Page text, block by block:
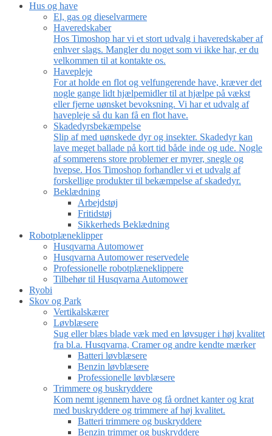
Hus og have
El, gas og dieselvarmere
Haveredskaber
Hos Timoshop har vi et stort udvalg i haveredskaber af
enhver slags. Mangler du noget som vi ikke har, er du
velkommen til at kontakte os.
Havepleje
For at holde en flot og velfungerende have, kræver det
nogle gange lidt hjælpemidler til at hjælpe på vækst
eller fjerne uønsket bevoksning. Vi har et udvalg af
havepleje så du kan få en flot have.
Skadedyrsbekæmpelse
Slip af med uønskede dyr og insekter. Skadedyr kan
lave meget ballade på kort tid både inde og ude. Nogle
af sommerens store problemer er myrer, snegle og
hvepse. Hos Timoshop forhandler vi et udvalg af
forskellige produkter til bekæmpelse af skadedyr.
Beklædning
Arbejdstøj
Fritidstøj
Sikkerheds Beklædning
Robotplæneklipper
Husqvarna Automower
Husqvarna Automower reservedele
Professionelle robotplæneklippere
Tilbehør til Husqvarna Automower
Ryobi
Skov og Park
Vertikalskærer
Løvblæsere
Sug eller blæs blade væk med en løvsuger i høj kvalitet
fra bl.a. Husqvarna, Cramer og andre kendte mærker
Batteri løvblæsere
Benzin løvblæsere
Professionelle løvblæsere
Trimmere og buskryddere
Kom nemt igennem have og få ordnet kanter og krat
med buskryddere og trimmere af høj kvalitet.
Batteri trimmere og buskryddere
Benzin trimmer og buskryddere